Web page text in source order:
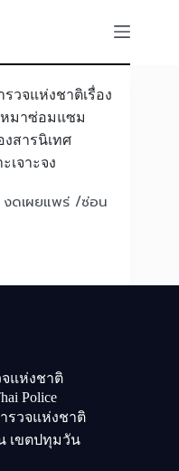
วจแห่งชาติเรื่อง
หมาซ่อมแซม
สารนิเทศ
เจาะจง
งดเผยแพร่ /ซ่อน
แห่งชาติ
Police
รวจแห่งชาติ
เขตปทุมวัน